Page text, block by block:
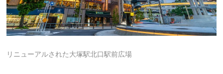
リニューアルされた大塚駅北口駅前広場